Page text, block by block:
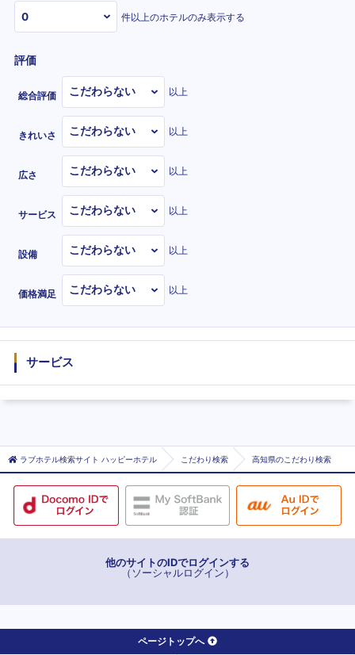
件以上のホテルのみ表示する
評価
総合評価 以上
きれいさ 以上
広さ 以上
サービス 以上
設備 以上
価格満足 以上
サービス
ラブホテル検索サイト ハッピーホテル こだわり検索 高知県のこだわり検索
他のサイトのIDでログインする
（ソーシャルログイン）
ページトップへ